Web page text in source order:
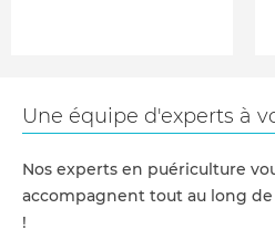
Une équipe d'experts à
Nos experts en puériculture
accompagnent tout au long
!